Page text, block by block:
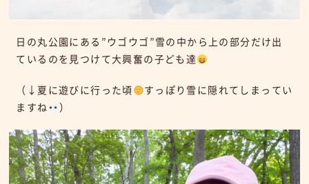
日の丸公園にある”ウゴウゴ”雪の中から上の部分だけ出
ているのを見つけて大興奮の子ども達
（↓夏に遊びに行った頃
すっぽり雪に隠れてしまってい
ますね
）